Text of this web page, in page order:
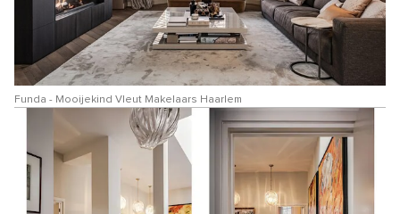
Funda - Mooijekind Vleut Makelaars Haarlem